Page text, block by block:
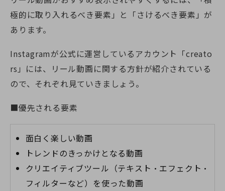
極的に取り入れるべき要素」と「さけるべき要素」が
あります。
Instagramが公式に運営しているアカウント「creato
rs」には、リール動画に関する方針が紹介されている
ので、それぞれ見ていきましょう。
■優先される要素
面白く楽しい動画
トレンドのきっかけとなる動画
クリエイティブツール（テキスト・エフェクト・
フィルターなど）を使った動画